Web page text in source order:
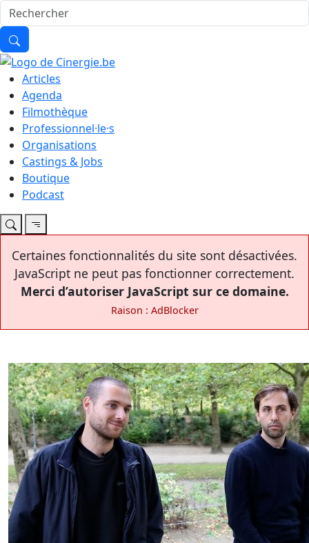
Articles
Agenda
Filmothèque
Professionnel·le·s
Organisations
Castings & Jobs
Boutique
Podcast
Certaines fonctionnalités du site sont désactivées.
JavaScript ne peut pas fonctionner correctement.
Merci d’autoriser JavaScript sur ce domaine.
Raison : AdBlocker